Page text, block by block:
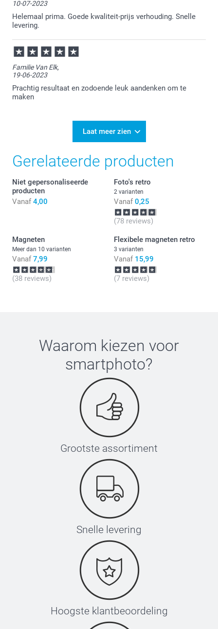
Graag tot ziens bij smartphoto!
10-07-2023
Helemaal prima. Goede kwaliteit-prijs verhouding. Snelle
levering.
Familie Van Elk,
19-06-2023
Prachtig resultaat en zodoende leuk aandenken om te
maken
Laat meer zien
Gerelateerde producten
Niet gepersonaliseerde
producten
Vanaf 4,00
Foto's retro
2 varianten
Vanaf 0,25
(78 reviews)
Magneten
Meer dan 10 varianten
Vanaf 7,99
(38 reviews)
Flexibele magneten retro
3 varianten
Vanaf 15,99
(7 reviews)
Waarom kiezen voor
smartphoto?
Grootste assortiment
Snelle levering
Hoogste klantbeoordeling